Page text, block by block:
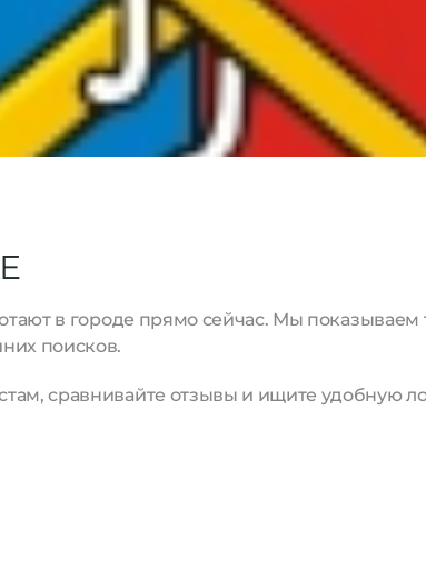
в городе прямо сейчас. Мы
поисков.
сравнивайте отзывы и ищите удобную